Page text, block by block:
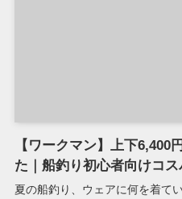
【ワークマン】上下6,400
た｜船釣り初心者向けコ
夏の船釣り、ウェアに何を着て